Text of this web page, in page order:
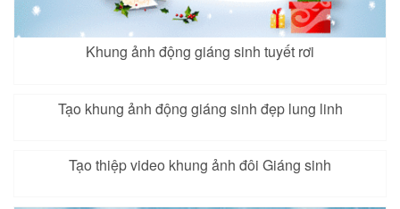
Khung ảnh động giáng sinh tuyết rơi
Tạo khung ảnh động giáng sinh đẹp lung linh
Tạo thiệp video khung ảnh đôi Giáng sinh